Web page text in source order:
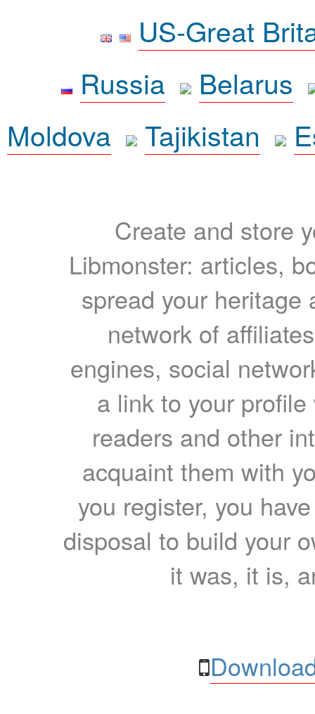
US-Great
Russia
Belarus
Moldova
Tajikistan
Create and store
Libmonster: articles,
spread your heritage
network of
engines, social
a link to your
readers and other
acquaint them with
you register, you
disposal to build your
it was, it is,